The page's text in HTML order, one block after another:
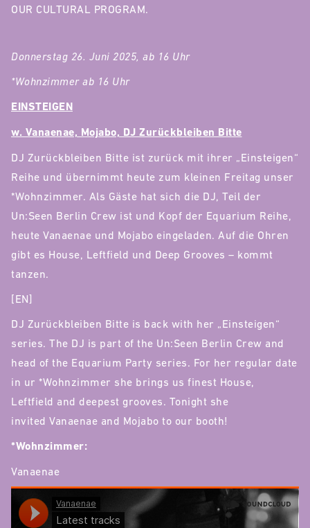
Donnerstag 26. Juni 2025, ab 16 Uhr
*Wohnzimmer ab 16 Uhr
EINSTEIGEN
w. Vanaenae, Mojabo, DJ Zurückbleiben Bitte
DJ Zurückbleiben Bitte ist zurück mit ihrer „Einsteigen“
Reihe und übernimmt heute zum kleinen Freitag unser
*Wohnzimmer. Als Gäste hat sich die DJ, Teil der
Un:Seen Berlin Crew ist und Kopf der Equarium Reihe,
heute Vanaenae und Mojabo eingeladen. Auf die Ohren
gibt es House, Leftfield und Deep Grooves – kommt
tanzen.
[EN]
DJ Zurückbleiben Bitte is back with her „Einsteigen“
series. The DJ is part of the Un:Seen Berlin Crew and
head of the Equarium Party series. For her regular date
in ur *Wohnzimmer she brings us finest House,
Leftfield and deepest grooves. Tonight she
invited Vanaenae and Mojabo to our booth!
*Wohnzimmer:
Vanaenae
OUR CULTURAL PROGRAM.